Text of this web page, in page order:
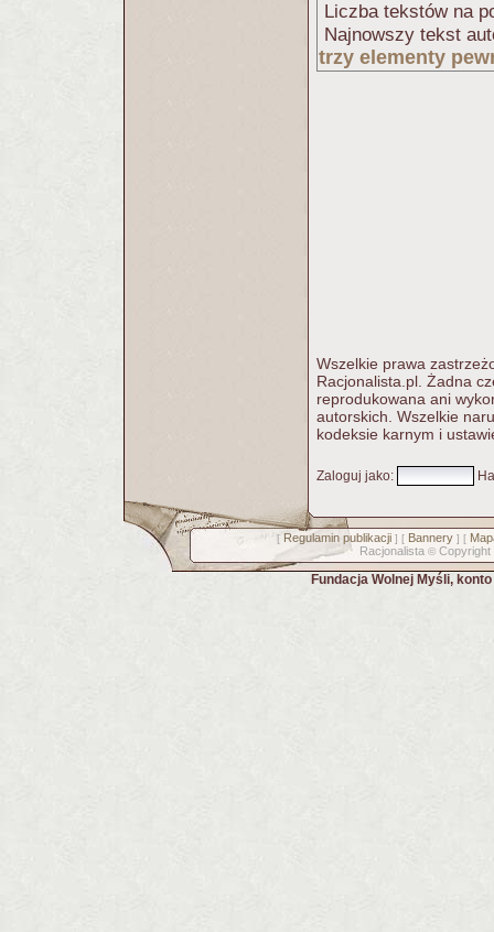
Liczba tekstów na
Najnowszy tekst
trzy elementy
Wszelkie prawa
Racjonalista.pl. Żadna
reprodukowana ani
autorskich. Wszelkie
kodeksie karnym i
Zaloguj jako:
[ Regulamin publikacji] [ Bannery] [
Racjonalista © Copyright
Fundacja Wolnej Myśli,